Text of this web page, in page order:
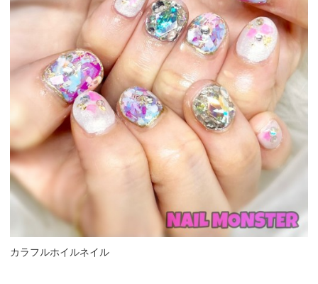
カラフルホイルネイル